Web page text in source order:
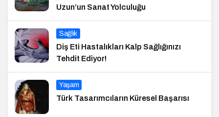
Uzun’un Sanat Yolculuğu
Sağlık
Diş Eti Hastalıkları Kalp Sağlığınızı
Tehdit Ediyor!
Yaşam
Türk Tasarımcıların Küresel Başarısı